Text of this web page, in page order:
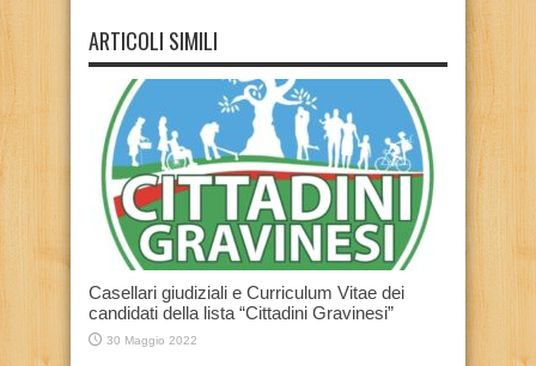
ARTICOLI SIMILI
Casellari giudiziali e Curriculum Vitae dei
candidati della lista “Cittadini Gravinesi”
30 Maggio 2022